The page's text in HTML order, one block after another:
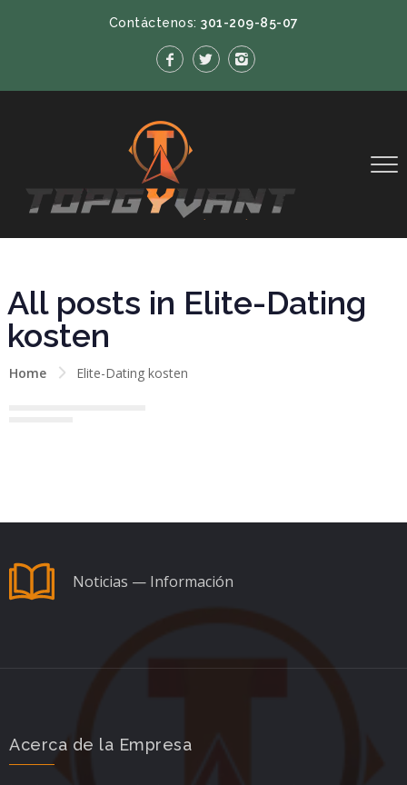
Contáctenos: 301-209-85-07
All posts in Elite-Dating
kosten
Home Elite-Dating kosten
Noticias — Información
Acerca de la Empresa